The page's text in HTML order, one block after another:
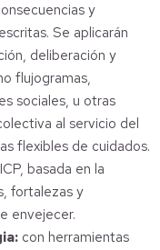
y
Se aplicarán
deliberación y
flujogramas,
sociales, u otras
al servicio del
flexibles de cuidados.
basada en la
fortalezas y
envejecer.
con herramientas